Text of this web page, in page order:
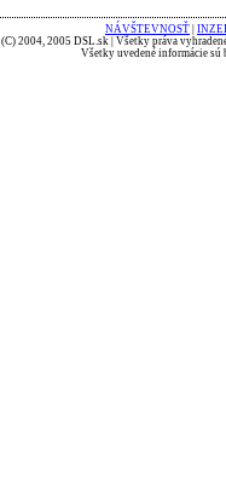
NÁVŠTEVNOSŤ
(C) 2004, 2005 DSL.sk | Všetky práva
Všetky uvedené informácie sú